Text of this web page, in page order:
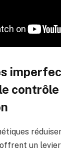
contrôle
un